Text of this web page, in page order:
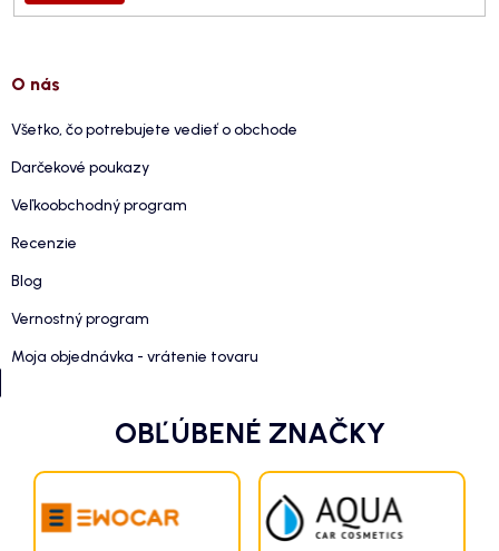
O nás
Všetko, čo potrebujete vedieť o obchode
Darčekové poukazy
Veľkoobchodný program
Recenzie
Blog
Vernostný program
Moja objednávka - vrátenie tovaru
OBĽÚBENÉ ZNAČKY